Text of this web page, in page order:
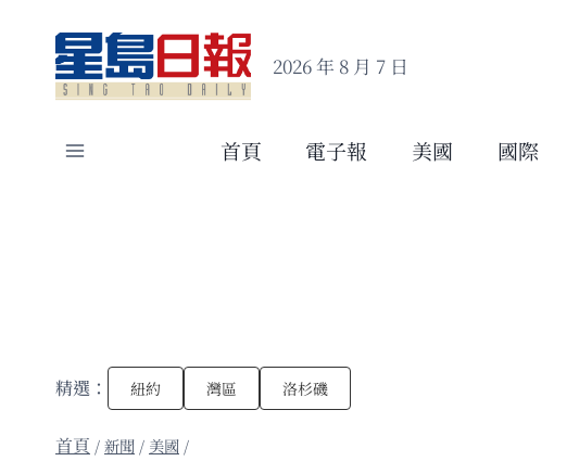
content
2026 年 8 月 7 日
首頁 電子報 美國 國際
精選： 紐約 灣區 洛杉磯
/新聞 / 美國 /